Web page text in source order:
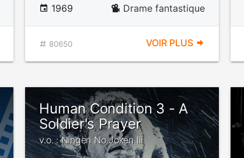
1969 Drame fantastique
80650 VOIR PLUS
Human Condition 3 - A
Soldier's Prayer
v.o. : Ningen No Joken Iii